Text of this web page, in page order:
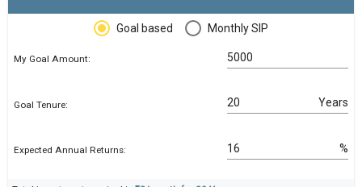
Goal based Monthly SIP
My Goal Amount:
Goal Tenure: Years
Expected Annual Returns: %